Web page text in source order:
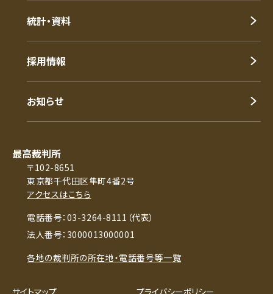
統計・資料
採用情報
お知らせ
最高裁判所
〒102-8651
東京都千代田区隼町4番2号
アクセスはこちら
電話番号：03-3264-8111（代表）
法人番号：3000013000001
各地の裁判所の所在地・電話番号等一覧
サイトマップ プライバシーポリシー